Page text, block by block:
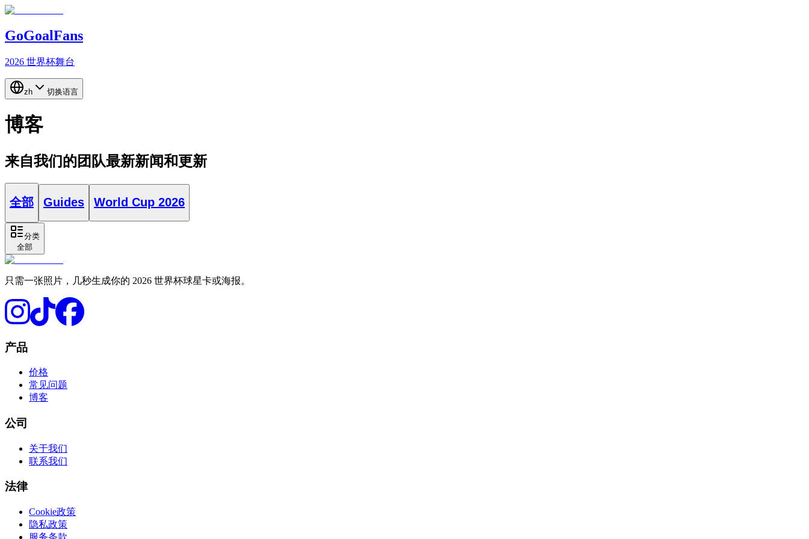
GoGoalFans
2026 世界杯舞台
zh 切换语言
博客
来自我们的团队最新新闻和更新
全部 Guides World Cup 2026
分类
全部
只需一张照片，几秒生成你的 2026 世界杯球星卡或海报。
产品
价格
常见问题
博客
公司
关于我们
联系我们
法律
Cookie政策
隐私政策
服务条款